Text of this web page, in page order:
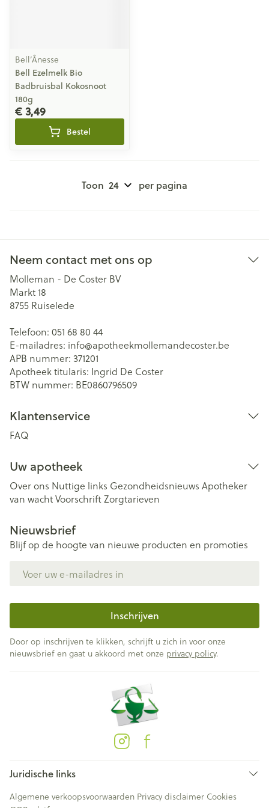
Bell’Ânesse
Bell Ezelmelk Bio
Badbruisbal Kokosnoot
180g
€ 3,49
Bestel
Toon per pagina
Neem contact met ons op
Molleman - De Coster BV
Markt 18
8755 Ruiselede
Telefoon: 051 68 80 44
E-mailadres: info@apotheekmollemandecoster.be
APB nummer: 371201
Apotheek titularis: Ingrid De Coster
BTW nummer: BE0860796509
Klantenservice
FAQ
Uw apotheek
Over ons Nuttige links Gezondheidsnieuws Apotheker
van wachtVoorschriftZorgtarieven
Nieuwsbrief
Blijf op de hoogte van nieuwe producten en promoties
Inschrijven
Door op inschrijven te klikken, schrijft u zich in voor onze
nieuwsbrief en gaat u akkoord met onze privacy policy.
Juridische links
Algemene verkoopsvoorwaarden Privacy disclaimer Cookies